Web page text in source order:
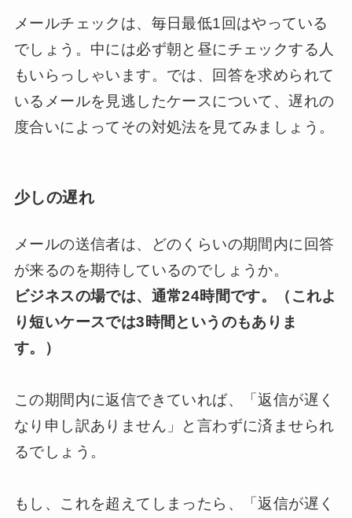
メールチェックは、毎日最低1回はやっている
でしょう。中には必ず朝と昼にチェックする人
もいらっしゃいます。では、回答を求められて
いるメールを見逃したケースについて、遅れの
度合いによってその対処法を見てみましょう。
少しの遅れ
メールの送信者は、どのくらいの期間内に回答
が来るのを期待しているのでしょうか。
ビジネスの場では、通常24時間です。（これよ
り短いケースでは3時間というのもありま
す。）
この期間内に返信できていれば、「返信が遅く
なり申し訳ありません」と言わずに済ませられ
るでしょう。
もし、これを超えてしまったら、「返信が遅く